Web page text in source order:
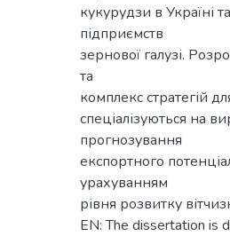
кукурудзи в Україні
підприємств
зернової галузі.
та
комплекс стратегій
спеціалізуються на
прогнозування
експортного
урахуванням
рівня розвитку
EN: The dissertation is